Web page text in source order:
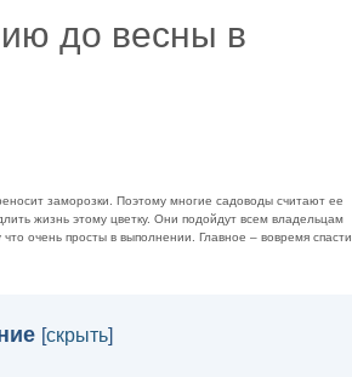
до весны в
заморозки. Поэтому многие садоводы считают ее
жизнь этому цветку. Они подойдут всем владельцам
очень просты в выполнении. Главное – вовремя спасти
[скрыть]